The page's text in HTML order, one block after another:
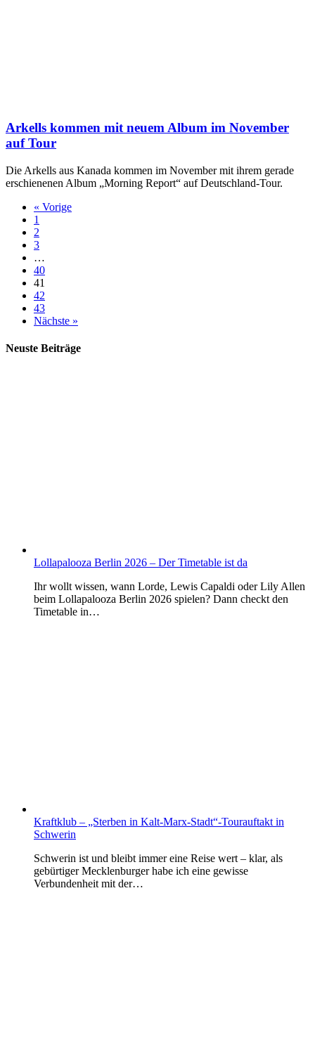
Arkells kommen mit neuem Album im November
auf Tour
Die Arkells aus Kanada kommen im November mit ihrem gerade
erschienenen Album „Morning Report“ auf Deutschland-Tour.
« Vorige
1
2
3
…
40
41
42
43
Nächste »
Neuste Beiträge
Lollapalooza Berlin 2026 – Der Timetable ist da
Ihr wollt wissen, wann Lorde, Lewis Capaldi oder Lily Allen
beim Lollapalooza Berlin 2026 spielen? Dann checkt den
Timetable in…
Kraftklub – „Sterben in Kalt-Marx-Stadt“-Tourauftakt in
Schwerin
Schwerin ist und bleibt immer eine Reise wert – klar, als
gebürtiger Mecklenburger habe ich eine gewisse
Verbundenheit mit der…